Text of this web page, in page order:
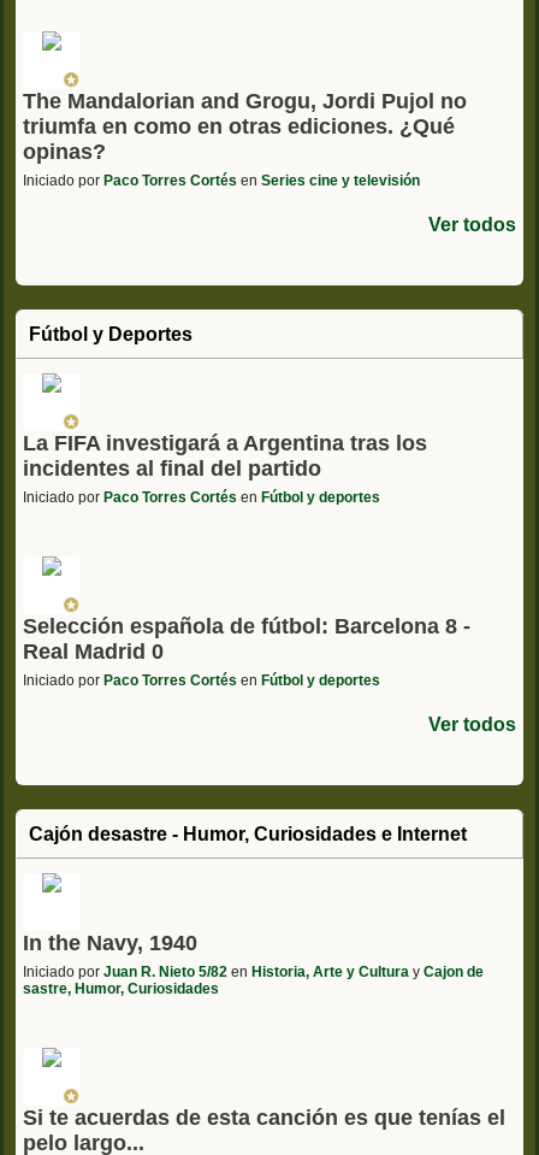
The Mandalorian and Grogu, Jordi Pujol no
triumfa en como en otras ediciones. ¿Qué
opinas?
Iniciado por Paco Torres Cortés en Series cine y televisión
Ver todos
Fútbol y Deportes
La FIFA investigará a Argentina tras los
incidentes al final del partido
Iniciado por Paco Torres Cortés en Fútbol y deportes
Selección española de fútbol: Barcelona 8 -
Real Madrid 0
Iniciado por Paco Torres Cortés en Fútbol y deportes
Ver todos
Cajón desastre - Humor, Curiosidades e Internet
In the Navy, 1940
Iniciado por Juan R. Nieto 5/82 en Historia, Arte y Cultura y Cajon de
sastre, Humor, Curiosidades
Si te acuerdas de esta canción es que tenías el
pelo largo...